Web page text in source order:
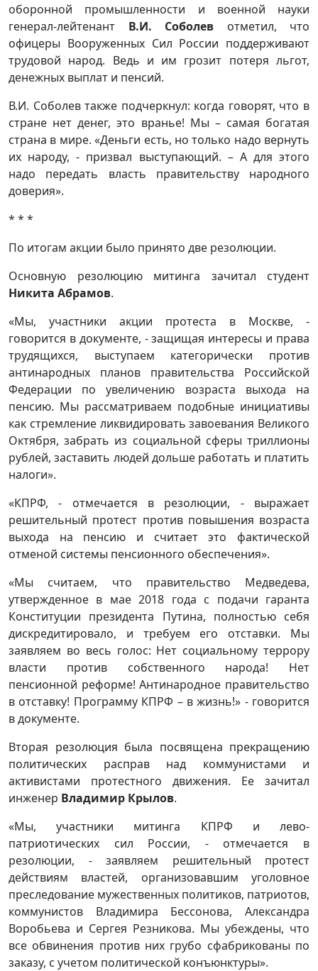
оборонной промышленности и военной науки
генерал-лейтенант В.И. Соболев отметил, что
офицеры Вооруженных Сил России поддерживают
трудовой народ. Ведь и им грозит потеря льгот,
денежных выплат и пенсий.
В.И. Соболев также подчеркнул: когда говорят, что в
стране нет денег, это вранье! Мы – самая богатая
страна в мире. «Деньги есть, но только надо вернуть
их народу, - призвал выступающий. – А для этого
надо передать власть правительству народного
доверия».
* * *
По итогам акции было принято две резолюции.
Основную резолюцию митинга зачитал студент
Никита Абрамов.
«Мы, участники акции протеста в Москве, -
говорится в документе, - защищая интересы и права
трудящихся, выступаем категорически против
антинародных планов правительства Российской
Федерации по увеличению возраста выхода на
пенсию. Мы рассматриваем подобные инициативы
как стремление ликвидировать завоевания Великого
Октября, забрать из социальной сферы триллионы
рублей, заставить людей дольше работать и платить
налоги».
«КПРФ, - отмечается в резолюции, - выражает
решительный протест против повышения возраста
выхода на пенсию и считает это фактической
отменой системы пенсионного обеспечения».
«Мы считаем, что правительство Медведева,
утвержденное в мае 2018 года с подачи гаранта
Конституции президента Путина, полностью себя
дискредитировало, и требуем его отставки. Мы
заявляем во весь голос: Нет социальному террору
власти против собственного народа! Нет
пенсионной реформе! Антинародное правительство
в отставку! Программу КПРФ – в жизнь!» - говорится
в документе.
Вторая резолюция была посвящена прекращению
политических расправ над коммунистами и
активистами протестного движения. Ее зачитал
инженер Владимир Крылов.
«Мы, участники митинга КПРФ и лево-
патриотических сил России, - отмечается в
резолюции, - заявляем решительный протест
действиям властей, организовавшим уголовное
преследование мужественных политиков, патриотов,
коммунистов Владимира Бессонова, Александра
Воробьева и Сергея Резникова. Мы убеждены, что
все обвинения против них грубо сфабрикованы по
заказу, с учетом политической конъюнктуры».